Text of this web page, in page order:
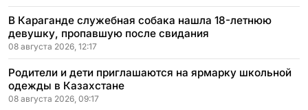
В Караганде служебная собака нашла 18-летнюю
девушку, пропавшую после свидания
08 августа 2026, 12:17
Родители и дети приглашаются на ярмарку школьной
одежды в Казахстане
08 августа 2026, 09:17